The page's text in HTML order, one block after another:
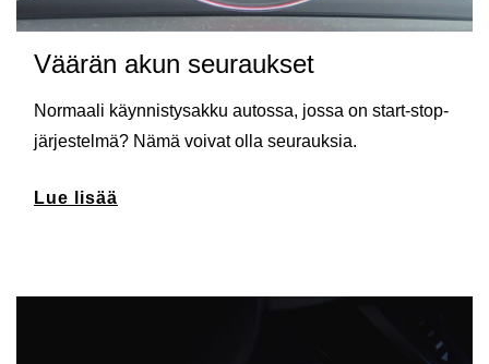
Väärän akun seuraukset
Normaali käynnistysakku autossa, jossa on start-stop-
järjestelmä? Nämä voivat olla seurauksia.
Lue lisää